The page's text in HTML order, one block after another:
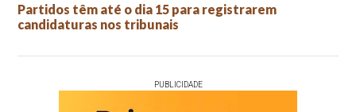
Partidos têm até o dia 15 para registrarem
candidaturas nos tribunais
PUBLICIDADE